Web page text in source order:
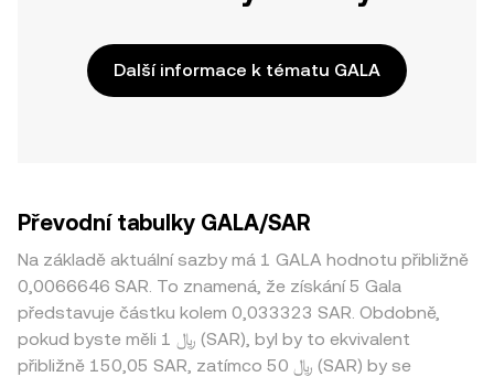
Další informace k tématu GALA
Převodní tabulky GALA/SAR
Na základě aktuální sazby má 1 GALA hodnotu přibližně
0,0066646 SAR. To znamená, že získání 5 Gala
představuje částku kolem 0,033323 SAR. Obdobně,
pokud byste měli 1 ﷼ (SAR), byl by to ekvivalent
přibližně 150,05 SAR, zatímco 50 ﷼ (SAR) by se